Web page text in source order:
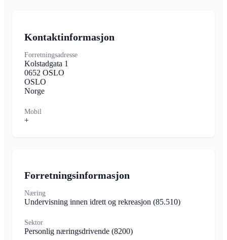
Kontaktinformasjon
Forretningsadresse
Kolstadgata 1
0652 OSLO
OSLO
Norge
Mobil
+
Forretningsinformasjon
Næring
Undervisning innen idrett og rekreasjon (85.510)
Sektor
Personlig næringsdrivende (8200)